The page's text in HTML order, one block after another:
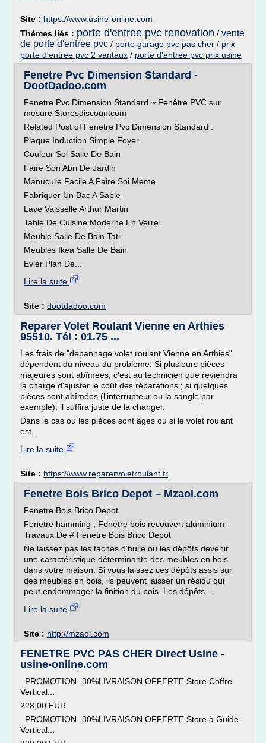
Site : https://www.usine-online.com
Thèmes liés : porte d'entree pvc renovation / vente
de porte d'entree pvc / porte garage pvc pas cher / prix
porte d'entree pvc 2 vantaux / porte d'entree pvc prix usine
Fenetre Pvc Dimension Standard -
DootDadoo.com
Fenetre Pvc Dimension Standard ~ Fenêtre PVC sur
mesure Storesdiscountcom
Related Post of Fenetre Pvc Dimension Standard :
Plaque Induction Simple Foyer
Couleur Sol Salle De Bain
Faire Son Abri De Jardin
Manucure Facile A Faire Soi Meme
Fabriquer Un Bac A Sable
Lave Vaisselle Arthur Martin
Table De Cuisine Moderne En Verre
Meuble Salle De Bain Tati
Meubles Ikea Salle De Bain
Evier Plan De...
Lire la suite
Site : dootdadoo.com
Reparer Volet Roulant Vienne en Arthies
95510. Tél : 01.75 ...
Les frais de "depannage volet roulant Vienne en Arthies"
dépendent du niveau du problème. Si plusieurs pièces
majeures sont abîmées, c'est au technicien que reviendra
la charge d'ajuster le coût des réparations ; si quelques
pièces sont abîmées (l'interrupteur ou la sangle par
exemple), il suffira juste de la changer.
Dans le cas où les pièces sont âgés ou si le volet roulant
est...
Lire la suite
Site : https://www.reparervoletroulant.fr
Fenetre Bois Brico Depot – Mzaol.com
Fenetre Bois Brico Depot
Fenetre hamming , Fenetre bois recouvert aluminium -
Travaux De # Fenetre Bois Brico Depot
Ne laissez pas les taches d'huile ou les dépôts devenir
une caractéristique déterminante des meubles en bois
dans votre maison. Si vous laissez ces dépôts assis sur
des meubles en bois, ils peuvent laisser un résidu qui
peut endommager la finition du bois. Les dépôts...
Lire la suite
Site : http://mzaol.com
FENETRE PVC PAS CHER Direct Usine -
usine-online.com
PROMOTION -30%LIVRAISON OFFERTE Store Coffre
Vertical...
228,00 EUR
PROMOTION -30%LIVRAISON OFFERTE Store à Guide
Vertical...